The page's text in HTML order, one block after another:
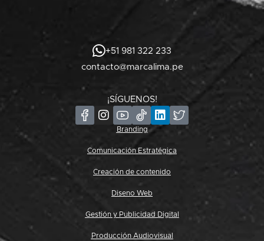
+51 981 322 233
contacto@marcalima.pe
¡SÍGUENOS!
Branding
Comunicación Estratégica
Creación de contenido
Diseno Web
Gestión y Publicidad Digital
Producción Audiovisual